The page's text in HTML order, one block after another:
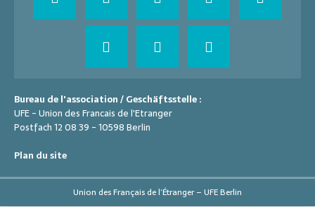
Bureau de l'association / Geschäftsstelle :
UFE - Union des Francais de l'Etranger
Postfach 12 08 39 - 10598 Berlin
Plan du site
Union des Français de l’Étranger – UFE Berlin